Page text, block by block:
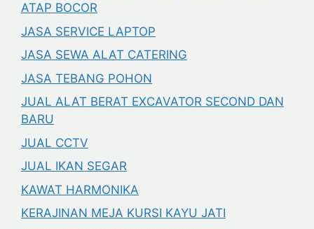
ATAP BOCOR
JASA SERVICE LAPTOP
JASA SEWA ALAT CATERING
JASA TEBANG POHON
JUAL ALAT BERAT EXCAVATOR SECOND DAN
BARU
JUAL CCTV
JUAL IKAN SEGAR
KAWAT HARMONIKA
KERAJINAN MEJA KURSI KAYU JATI